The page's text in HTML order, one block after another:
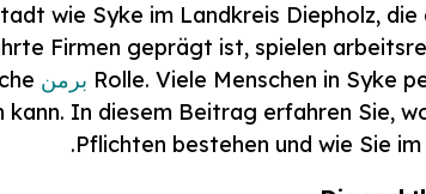
wie Syke im Landkreis Diepholz,
Firmen geprägt ist, spielen
Rolle. Viele Menschen in Syke برمن
In diesem Beitrag erfahren Sie,
Pflichten bestehen und wie Sie